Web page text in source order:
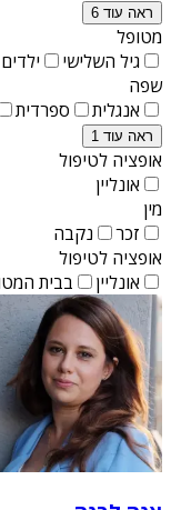
ראה עוד 6
מטופל
גיל השלישי
ילדים
שפה
אנגלית
ספרדית
ראה עוד 1
אופציה לטיפול
אונליין
מין
זכר
נקבה
אופציה לטיפול
אונליין
בבית